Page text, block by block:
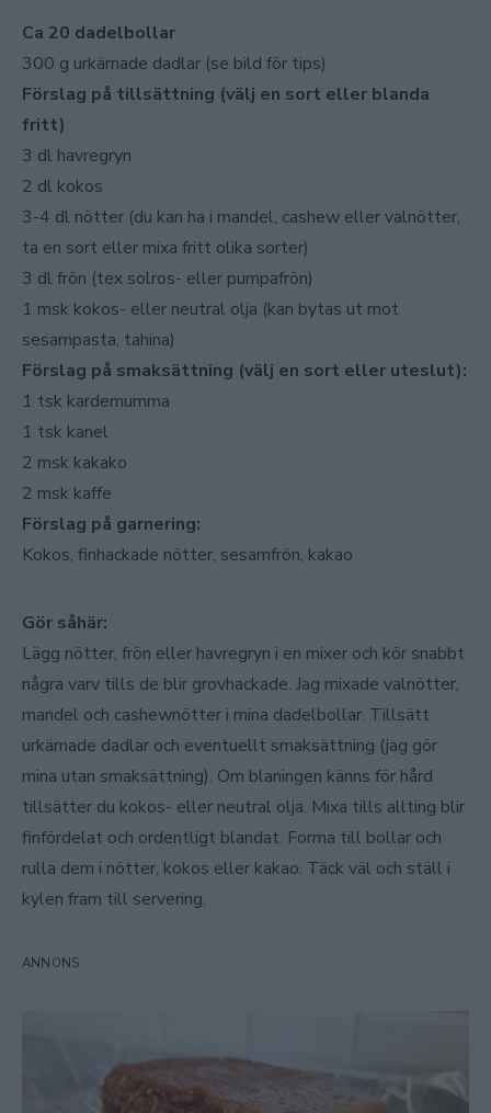
Ca 20 dadelbollar
300 g urkärnade dadlar (se bild för tips)
Förslag på tillsättning (välj en sort eller blanda
fritt)
3 dl havregryn
2 dl kokos
3-4 dl nötter (du kan ha i mandel, cashew eller valnötter,
ta en sort eller mixa fritt olika sorter)
3 dl frön (tex solros- eller pumpafrön)
1 msk kokos- eller neutral olja (kan bytas ut mot
sesampasta, tahina)
Förslag på smaksättning (välj en sort eller uteslut):
1 tsk kardemumma
1 tsk kanel
2 msk kakako
2 msk kaffe
Förslag på garnering:
Kokos, finhackade nötter, sesamfrön, kakao
Gör såhär:
Lägg nötter, frön eller havregryn i en mixer och kör snabbt
några varv tills de blir grovhackade. Jag mixade valnötter,
mandel och cashewnötter i mina dadelbollar. Tillsätt
urkärnade dadlar och eventuellt smaksättning (jag gör
mina utan smaksättning). Om blaningen känns för hård
tillsätter du kokos- eller neutral olja. Mixa tills allting blir
finfördelat och ordentligt blandat. Forma till bollar och
rulla dem i nötter, kokos eller kakao. Täck väl och ställ i
kylen fram till servering.